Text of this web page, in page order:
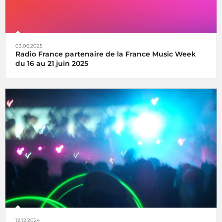
03.06.2025
Radio France partenaire de la France Music Week
du 16 au 21 juin 2025
Une semaine internationale dédiée à la musique du 16 au
21 juin 2025
12.12.2024